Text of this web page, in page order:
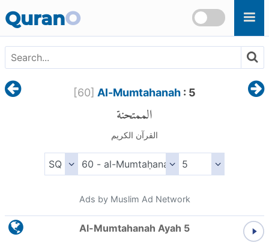
QuranO
[60] Al-Mumtahanah: 5
الممتحنة
القرآن الكريم
Ads by Muslim Ad Network
Al-Mumtahanah Ayah 5